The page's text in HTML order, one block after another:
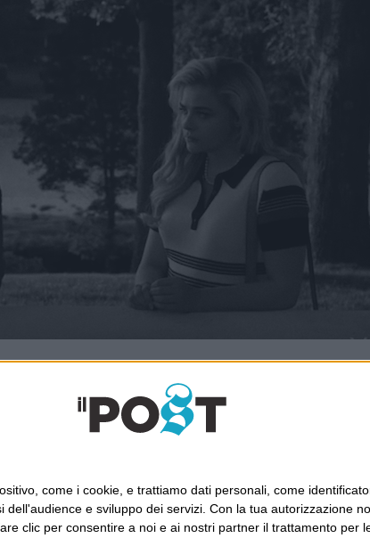
come i cookie, e trattiamo dati personali, come
e sviluppo dei servizi. Con la tua autorizzazione
clic per consentire a noi e ai nostri partner il trattamento
Ultimi articoli
A chi pensi, quando senti dire “patrimoniale”?
Con due pistole caricate a salve e un canestro di
parole